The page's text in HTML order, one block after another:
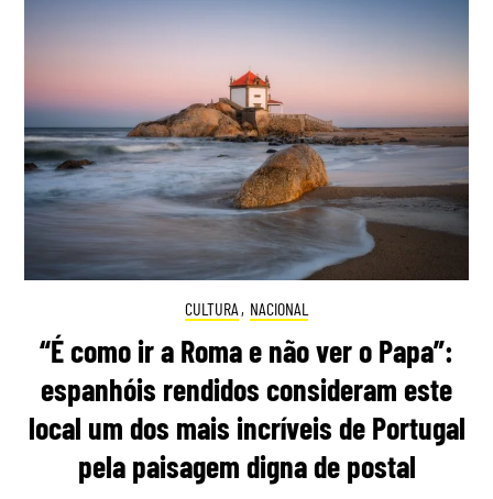
CULTURA , NACIONAL
“É como ir a Roma e não ver o Papa”:
espanhóis rendidos consideram este
local um dos mais incríveis de Portugal
pela paisagem digna de postal